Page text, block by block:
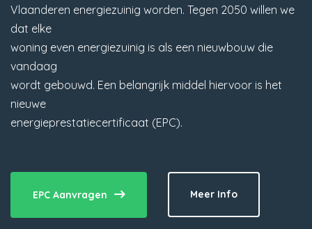
Vlaanderen energiezuinig worden. Tegen 2050 willen we
dat elke
woning even energiezuinig is als een nieuwbouw die
vandaag
wordt gebouwd. Een belangrijk middel hiervoor is het
nieuwe
energieprestatiecertificaat (EPC).
EPC Aanvragen Meer Info